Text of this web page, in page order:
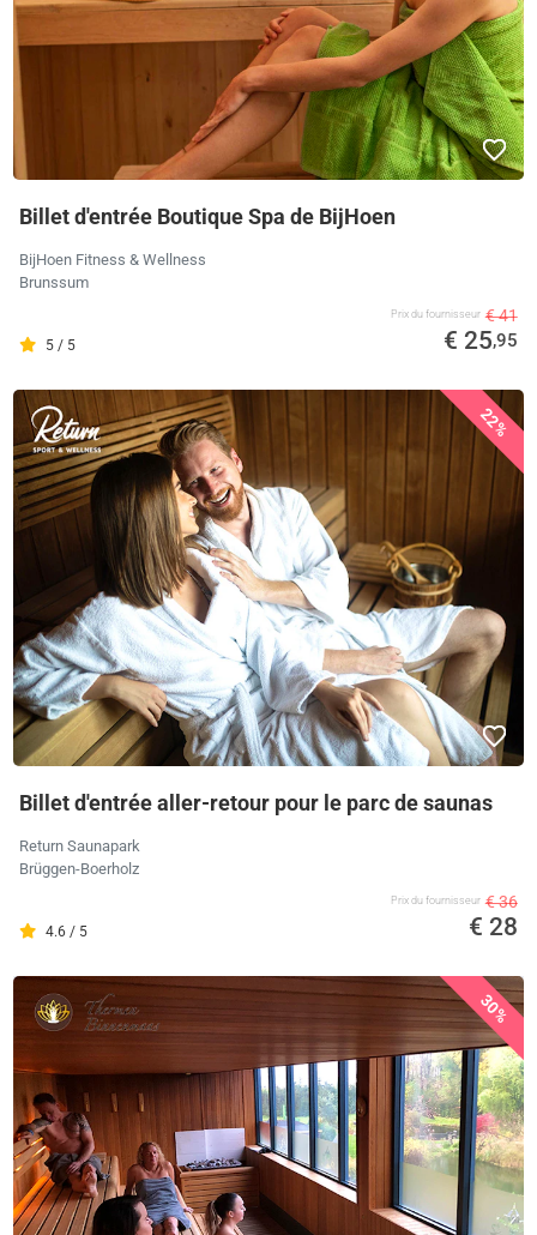
Billet d'entrée Boutique Spa de BijHoen
BijHoen Fitness & Wellness
Brunssum
5 / 5
Prix ​​du fournisseur € 41
€ 25,95
22%
Billet d'entrée aller-retour pour le parc de saunas
Return Saunapark
Brüggen-Boerholz
4.6 / 5
Prix ​​du fournisseur € 36
€ 28
30%